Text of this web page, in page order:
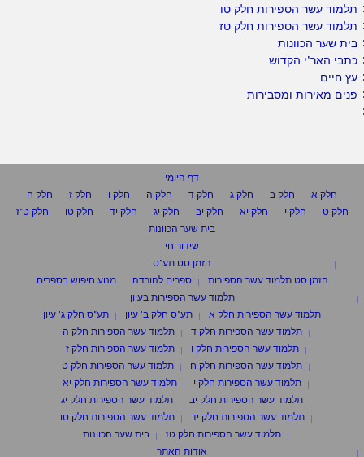
תלמוד עשר הספירות חלק טו
תלמוד עשר הספירות חלק טז
בית שער הכוונות
כתבי האר"י הקדוש
עץ חיים
פנים מאירות ומסבירות
דף היומי
חלק א
חלק ב חלק ג חלק ד חלק ה חלק ו חלק ז
חלק ח
חלק ט
חלק י חלק יא חלק יב חלק יג חלק יד חלק טו
חלק ט"ז
בית שער הכוונות
שידור חי
הזמן סט תע"ס
הזמן סט תלמוד עשר הספירות
ספרים להורדה
מנוע חיפוש בספרים
תלמוד עשר הספירות בעיון
תלמוד עשר הספירות חלק א
תע"ס חלק ב' עיון
תע"ס חלק ג' עיון
תלמוד עשר הספירות חלק ד
תלמוד עשר הספירות חלק ה
תלמוד עשר הספירות חלק ו
תלמוד עשר הספירות חלק ז
תלמוד עשר הספירות חלק ח
תלמוד עשר הספירות חלק ט
תלמוד עשר הספירות חלק י
תלמוד עשר הספירות חלק יא
תלמוד עשר הספירות חלק יב
תלמוד עשר הספירות חלק יג
תלמוד עשר הספירות חלק יד
תלמוד עשר הספירות חלק טו
תלמוד עשר הספירות חלק טז
בית שער הכוונות
אודות האתר